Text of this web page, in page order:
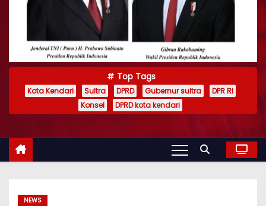
Top Tags
Kota Kendari Sultra DPRD Gubernur sultra
DPR RI
Konsel
DPRD kota kendari
NEWS